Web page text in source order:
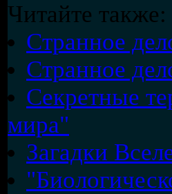
Читайте также:
Странное
Странное
Секретные
мира"
Загадки